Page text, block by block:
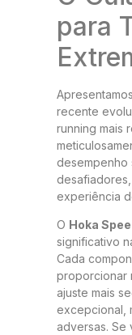
para
recente
running mais
desempenho
experiência
O Hoka
significativo
Cada
proporcionar
ajuste mais
excepcional,
adversas. Se